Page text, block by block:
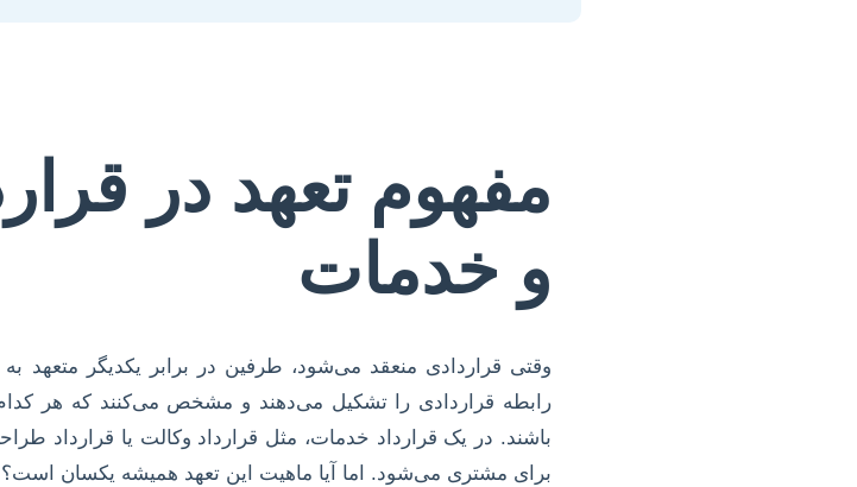
مفهوم تعهد در
و خدمات
وقتی قراردادی منعقد می‌شود، طرفین در برابر یکدیگر متعهد
رابطه قراردادی را تشکیل می‌دهند و مشخص می‌کنند که هر کدام
باشند. در یک قرارداد خدمات، مثل قرارداد وکالت یا قرارداد
برای مشتری می‌شود. اما آیا ماهیت این تعهد همیشه یکسان